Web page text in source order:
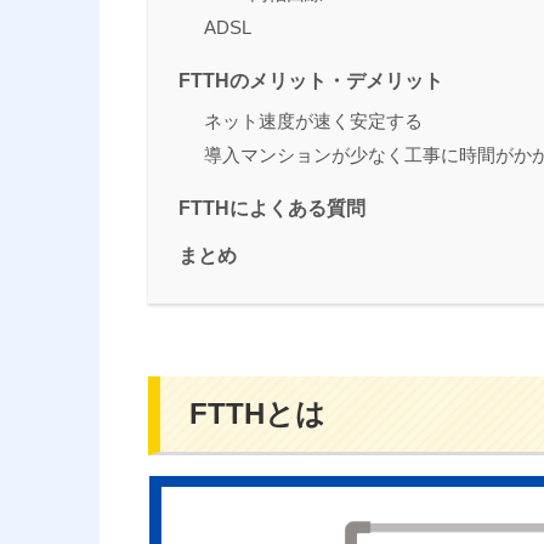
ADSL
FTTHのメリット・デメリット
ネット速度が速く安定する
導入マンションが少なく工事に時間がか
FTTHによくある質問
まとめ
FTTHとは